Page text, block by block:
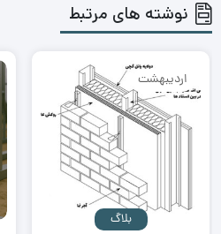
نوشته های مرتبط
بلاگ
اردیبهشت